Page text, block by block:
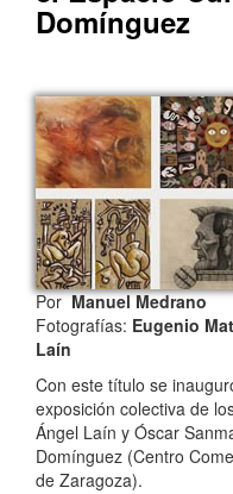
Domínguez
PorManuel Medrano
Fotografías: Eugenio
Laín
Con este título se
exposición colectiva de
Ángel Laín y Óscar
Domínguez (Centro
de Zaragoza).